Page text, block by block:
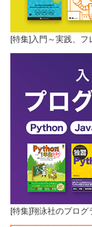
[特集]入門～実践、フ
[特集]翔泳社のプロ